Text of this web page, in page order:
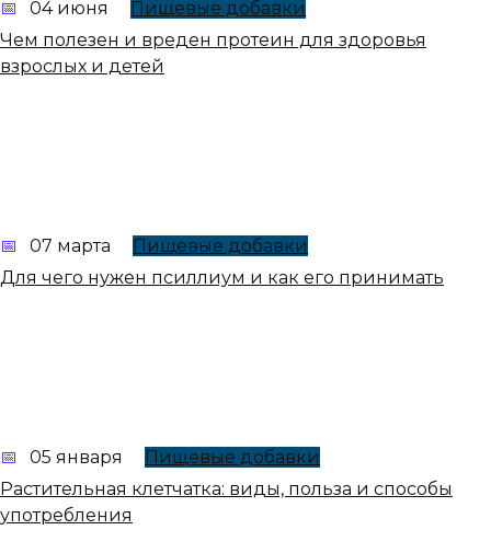
04 июня
Пищевые добавки
Чем полезен и вреден протеин для здоровья
взрослых и детей
07 марта
Пищевые добавки
Для чего нужен псиллиум и как его принимать
05 января
Пищевые добавки
Растительная клетчатка: виды, польза и способы
употребления